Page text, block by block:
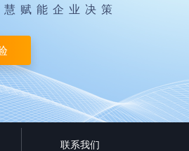
赋能企业决策
联系我们